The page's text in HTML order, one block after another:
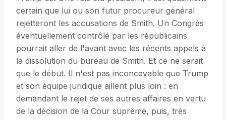
certain que lui ou son futur procureur général
rejetteront les accusations de Smith. Un Congrès
éventuellement contrôlé par les républicains
pourrait aller de l'avant avec les récents appels à
la dissolution du bureau de Smith. Et ce ne serait
que le début. Il n'est pas inconcevable que Trump
et son équipe juridique aillent plus loin : en
demandant le rejet de ses autres affaires en vertu
de la décision de la Cour suprême, puis, très